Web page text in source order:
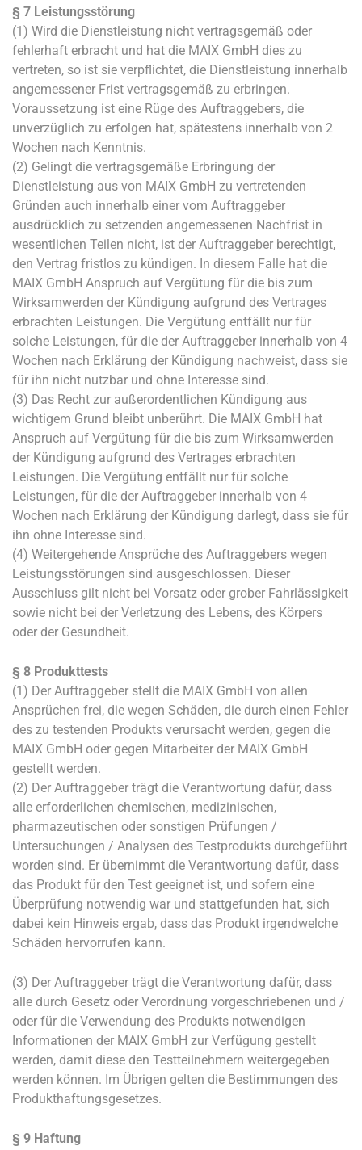
§ 7 Leistungsstörung
(1) Wird die Dienstleistung nicht vertragsgemäß oder
fehlerhaft erbracht und hat die MAIX GmbH dies zu
vertreten, so ist sie verpflichtet, die Dienstleistung innerhalb
angemessener Frist vertragsgemäß zu erbringen.
Voraussetzung ist eine Rüge des Auftraggebers, die
unverzüglich zu erfolgen hat, spätestens innerhalb von 2
Wochen nach Kenntnis.
(2) Gelingt die vertragsgemäße Erbringung der
Dienstleistung aus von MAIX GmbH zu vertretenden
Gründen auch innerhalb einer vom Auftraggeber
ausdrücklich zu setzenden angemessenen Nachfrist in
wesentlichen Teilen nicht, ist der Auftraggeber berechtigt,
den Vertrag fristlos zu kündigen. In diesem Falle hat die
MAIX GmbH Anspruch auf Vergütung für die bis zum
Wirksamwerden der Kündigung aufgrund des Vertrages
erbrachten Leistungen. Die Vergütung entfällt nur für
solche Leistungen, für die der Auftraggeber innerhalb von 4
Wochen nach Erklärung der Kündigung nachweist, dass sie
für ihn nicht nutzbar und ohne Interesse sind.
(3) Das Recht zur außerordentlichen Kündigung aus
wichtigem Grund bleibt unberührt. Die MAIX GmbH hat
Anspruch auf Vergütung für die bis zum Wirksamwerden
der Kündigung aufgrund des Vertrages erbrachten
Leistungen. Die Vergütung entfällt nur für solche
Leistungen, für die der Auftraggeber innerhalb von 4
Wochen nach Erklärung der Kündigung darlegt, dass sie für
ihn ohne Interesse sind.
(4) Weitergehende Ansprüche des Auftraggebers wegen
Leistungsstörungen sind ausgeschlossen. Dieser
Ausschluss gilt nicht bei Vorsatz oder grober Fahrlässigkeit
sowie nicht bei der Verletzung des Lebens, des Körpers
oder der Gesundheit.
§ 8 Produkttests
(1) Der Auftraggeber stellt die MAIX GmbH von allen
Ansprüchen frei, die wegen Schäden, die durch einen Fehler
des zu testenden Produkts verursacht werden, gegen die
MAIX GmbH oder gegen Mitarbeiter der MAIX GmbH
gestellt werden.
(2) Der Auftraggeber trägt die Verantwortung dafür, dass
alle erforderlichen chemischen, medizinischen,
pharmazeutischen oder sonstigen Prüfungen /
Untersuchungen / Analysen des Testprodukts durchgeführt
worden sind. Er übernimmt die Verantwortung dafür, dass
das Produkt für den Test geeignet ist, und sofern eine
Überprüfung notwendig war und stattgefunden hat, sich
dabei kein Hinweis ergab, dass das Produkt irgendwelche
Schäden hervorrufen kann.
(3) Der Auftraggeber trägt die Verantwortung dafür, dass
alle durch Gesetz oder Verordnung vorgeschriebenen und /
oder für die Verwendung des Produkts notwendigen
Informationen der MAIX GmbH zur Verfügung gestellt
werden, damit diese den Testteilnehmern weitergegeben
werden können. Im Übrigen gelten die Bestimmungen des
Produkthaftungsgesetzes.
§ 9 Haftung